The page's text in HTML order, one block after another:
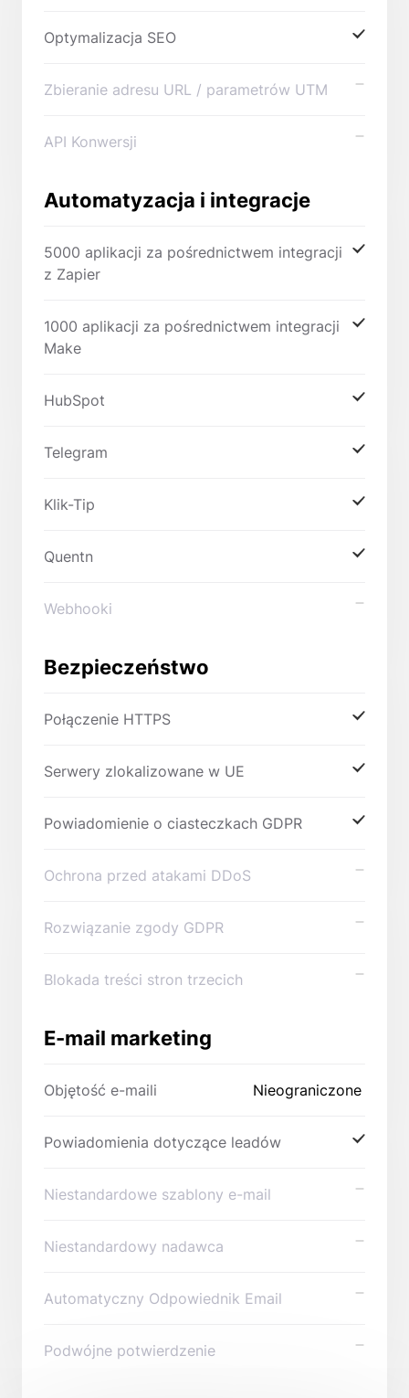
Optymalizacja SEO
Zbieranie adresu URL / parametrów UTM
API Konwersji
Automatyzacja i integracje
5000 aplikacji za pośrednictwem integracji
z Zapier
1000 aplikacji za pośrednictwem integracji
Make
HubSpot
Telegram
Klik-Tip
Quentn
Webhooki
Bezpieczeństwo
Połączenie HTTPS
Serwery zlokalizowane w UE
Powiadomienie o ciasteczkach GDPR
Ochrona przed atakami DDoS
Rozwiązanie zgody GDPR
Blokada treści stron trzecich
E-mail marketing
Objętość e-maili Nieograniczone
Powiadomienia dotyczące leadów
Niestandardowe szablony e-mail
Niestandardowy nadawca
Automatyczny Odpowiednik Email
Podwójne potwierdzenie